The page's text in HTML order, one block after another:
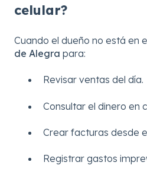
celular?
Cuando el dueño no está en
de Alegra para:
Revisar ventas del día.
Consultar el dinero en
Crear facturas desde
Registrar gastos